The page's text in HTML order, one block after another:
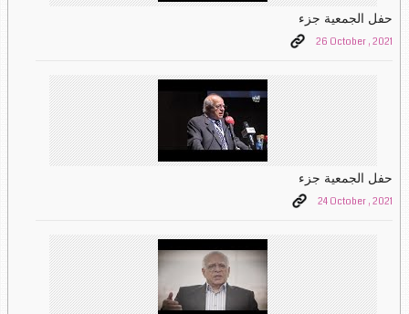
حفل الجمعية جزء
26 October , 2021
حفل الجمعية جزء
24 October , 2021